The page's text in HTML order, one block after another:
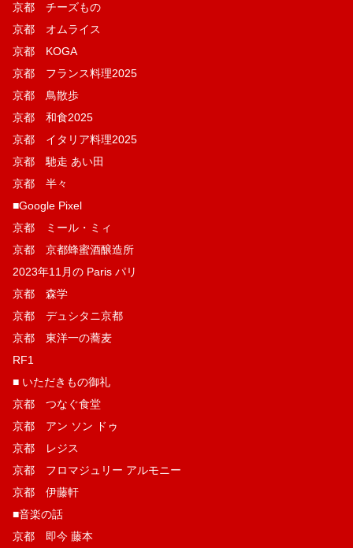
京都 チーズもの
京都 オムライス
京都 KOGA
京都 フランス料理2025
京都 鳥散歩
京都 和食2025
京都 イタリア料理2025
京都 馳走 あい田
京都 半々
■Google Pixel
京都 ミール・ミィ
京都 京都蜂蜜酒醸造所
2023年11月の Paris パリ
京都 森学
京都 デュシタニ京都
京都 東洋一の蕎麦
RF1
■ いただきもの御礼
京都 つなぐ食堂
京都 アン ソン ドゥ
京都 レジス
京都 フロマジュリー アルモニー
京都 伊藤軒
■音楽の話
京都 即今 藤本